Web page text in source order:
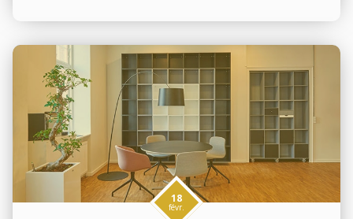
18
févr.